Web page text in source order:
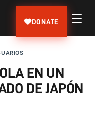
DONATE
EN UN
DE JAPÓN